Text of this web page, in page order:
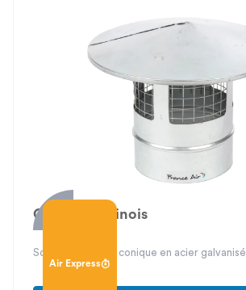
Air Express
Chapeau chinois
Sortie de toiture conique en acier galvanisé